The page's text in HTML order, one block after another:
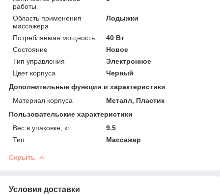
работы
Область применения
массажера
Лодыжки
Потребляемая мощность
40 Вт
Состояние
Новое
Тип управления
Электронное
Цвет корпуса
Черный
Дополнительные функции и характеристики
Материал корпуса
Металл, Пластик
Пользовательские характеристики
Вес в упаковке, кг
9.5
Тип
Массажер
Скрыть
Условия доставки